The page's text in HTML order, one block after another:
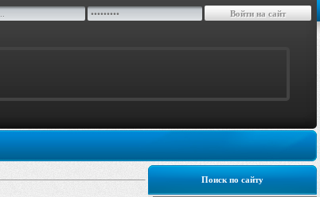
Поиск по сайту